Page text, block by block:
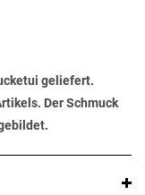
geliefert.
Der Schmuck